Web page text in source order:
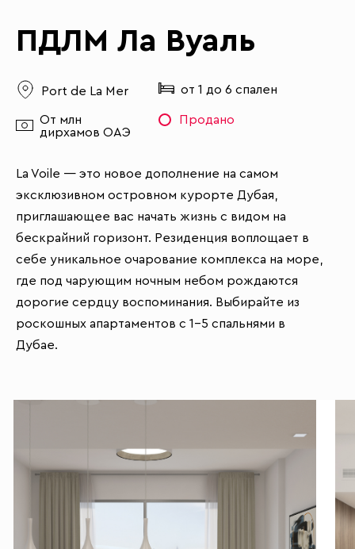
ПДЛМ Ла Вуаль
Port de La Mer от 1 до 6 спален
От млн
дирхамов ОАЭ
Продано
La Voile — это новое дополнение на самом
эксклюзивном островном курорте Дубая,
приглашающее вас начать жизнь с видом на
бескрайний горизонт. Резиденция воплощает в
себе уникальное очарование комплекса на море,
где под чарующим ночным небом рождаются
дорогие сердцу воспоминания. Выбирайте из
роскошных апартаментов с 1–5 спальнями в
Дубае.